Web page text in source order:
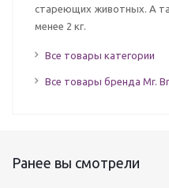
стареющих животных. А
менее 2 кг.
Все товары категории
Все товары бренда Mr.
Ранее вы смотрели